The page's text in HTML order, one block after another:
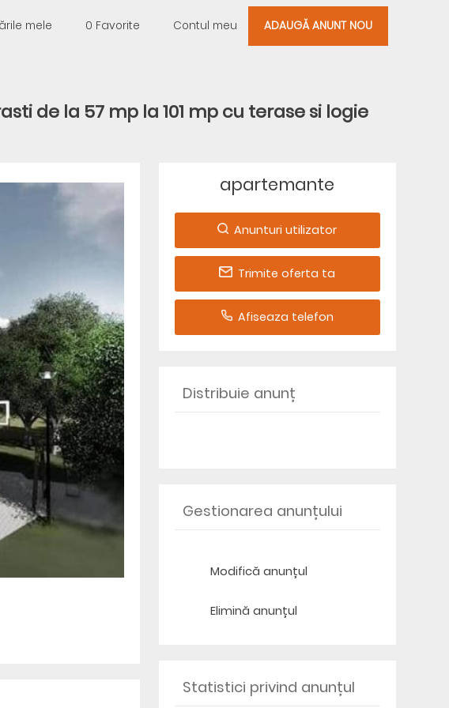
mele 0 Favorite Contul meu ADAUGĂ ANUNT NOU
de la 57 mp la 101 mp cu terase si logie
apartemante
Anunturi utilizator
Trimite oferta ta
Afiseaza telefon
Distribuie anunț
Gestionarea anunțului
Modifică anunțul
Elimină anunțul
Statistici privind anunțul